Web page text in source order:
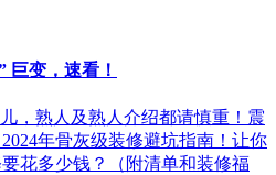
巨变，速看！
，熟人及熟人介绍都请慎重！ 震
年骨灰级装修避坑指南！让你
花多少钱？（附清单和装修福